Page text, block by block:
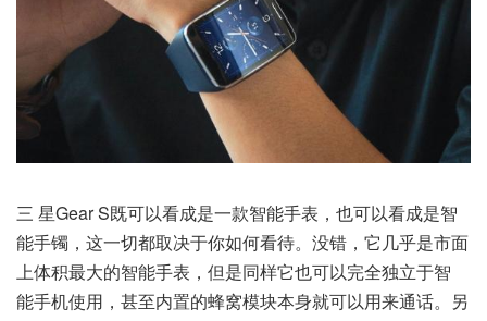
三 星Gear S既可以看成是一款智能手表，也可以看成是智
能手镯，这一切都取决于你如何看待。没错，它几乎是市面
上体积最大的智能手表，但是同样它也可以完全独立于智
能手机使用，甚至内置的蜂窝模块本身就可以用来通话。另